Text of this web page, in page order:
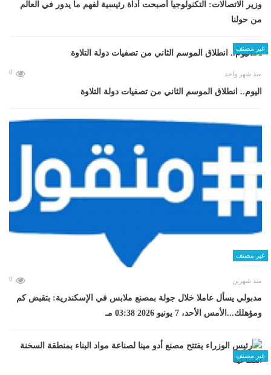
وزير الاتصالات: التكنولوجيا أصبحت أداة رئيسية لفهم ما يدور في العالم
من حولنا
غير مصنف
منذ شهر واحد 0
اليوم.. انطلاق الموسم الثاني من تصفيات دولة التلاوة
غير مصنف
منذ شهرين 0
مدبولي يسأل عاملا خلال جولة بمصنع ملابس في الإسكندرية: بتقبض كم
ومؤهلك...الأمس الأحد، 7 يونيو 2026 03:38 مـ
غير مصنف